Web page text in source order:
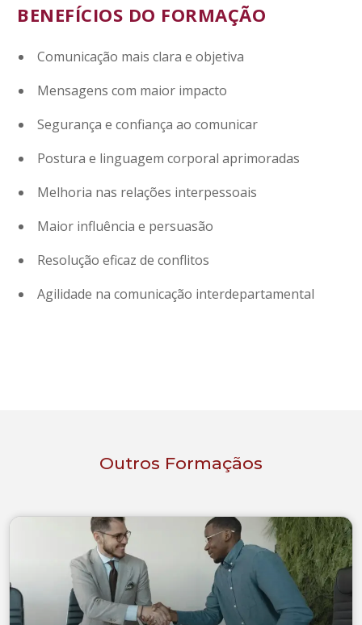
BENEFÍCIOS DO FORMAÇÃO
Comunicação mais clara e objetiva
Mensagens com maior impacto
Segurança e confiança ao comunicar
Postura e linguagem corporal aprimoradas
Melhoria nas relações interpessoais
Maior influência e persuasão
Resolução eficaz de conflitos
Agilidade na comunicação interdepartamental
Outros Formaçãos